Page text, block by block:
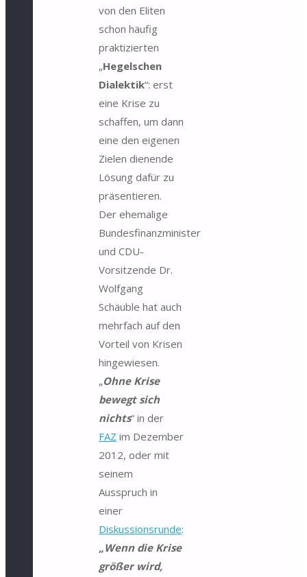
von den Eliten
schon häufig
praktizierten
„Hegelschen
Dialektik“: erst
eine Krise zu
schaffen, um dann
eine den eigenen
Zielen dienende
Lösung dafür zu
präsentieren.
Der ehemalige
Bundesfinanzminister
und CDU-
Vorsitzende Dr.
Wolfgang
Schäuble hat auch
mehrfach auf den
Vorteil von Krisen
hingewiesen.
„Ohne Krise
bewegt sich
nichts“ in der
FAZ im Dezember
2012, oder mit
seinem
Ausspruch in
einer
Diskussionsrunde:
„Wenn die Krise
größer wird,